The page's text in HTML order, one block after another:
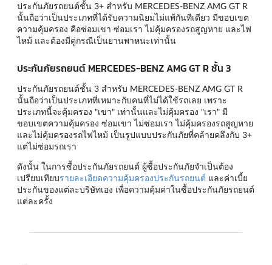
ประกันภัยรถยนต์ชั้น 3+ สำหรับ MERCEDES-BENZ AMG GT R
นั้นถือว่าเป็นประเภทที่ได้รับความนิยมไม่แพ้กันทีเดียว มีขอบเขต
ความคุ้มครอง คือซ่อมเขา ซ่อมเรา ไม่คุ้มครองรถสูญหาย และไฟ
ไหม้ และต้องมีคู่กรณีเป็นยานพาหนะเท่านั้น
ประกันภัยรถยนต์ MERCEDES-BENZ AMG GT R ชั้น 3
ประกันภัยรถยนต์ชั้น 3 สำหรับ MERCEDES-BENZ AMG GT R
นั้นถือว่าเป็นประเภทที่เหมาะกับคนที่ไม่ได้ใช้รถเลย เพราะ
ประเภทนี้จะคุ้มครอง "เขา" เท่านั้นและไม่คุ้มครอง "เรา" มี
ขอบเขตความคุ้มครอง ซ่อมเขา ไม่ซ่อมเรา ไม่คุ้มครองรถสูญหาย
และไม่คุ้มครองรถไฟไหม้ เป็นรูปแบบประกันภัยที่คล้ายคลึงกับ 3+
แต่ไม่ซ่อมรถเรา
ดังนั้น ในการซื้อประกันภัยรถยนต์ ผู้ซื้อประกันภัยจำเป็นต้อง
เปรียบเทียบรายละเอียดความคุ้มครองประกันรถยนต์ และค่าเบี้ย
ประกันของแต่ละบริษัทเอง เพื่อความคุ้มค่าในซื้อประกันภัยรถยนต์
แต่ละครั้ง